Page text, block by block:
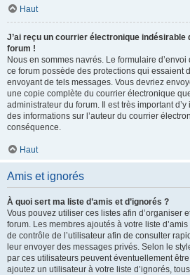
Haut
J’ai reçu un courrier électronique indésirable
forum !
Nous en sommes navrés. Le formulaire
ce forum possède des protections qui essaient
envoyant de tels messages. Vous devriez
une copie complète du courrier électronique
administrateur du forum. Il est très important
des informations sur l’auteur du courrier
conséquence.
Haut
Amis et ignorés
À quoi sert ma liste d’amis et d’ignorés ?
Vous pouvez utiliser ces listes afin d’organiser
forum. Les membres ajoutés à votre liste
de contrôle de l’utilisateur afin de consulter
leur envoyer des messages privés. Selon le
par ces utilisateurs peuvent éventuellement
ajoutez un utilisateur à votre liste d’ignorés,